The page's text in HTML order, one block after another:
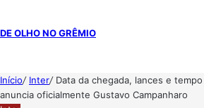
DE OLHO NO GRÊMIO
Início/ Inter/ Data da chegada, lances e
anuncia oficialmente Gustavo Campanharo